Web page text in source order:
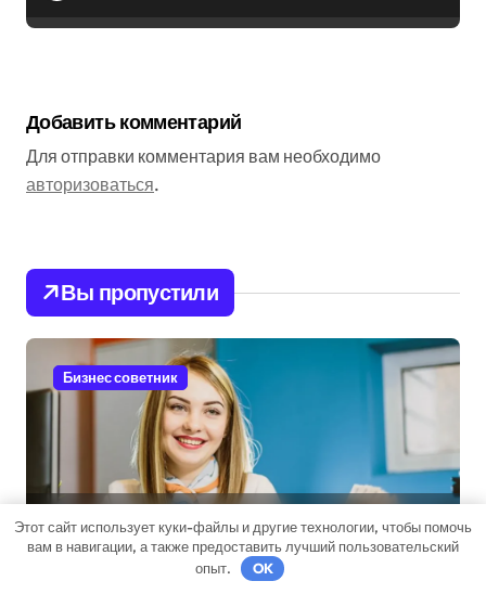
Добавить комментарий
Для отправки комментария вам необходимо
авторизоваться.
Вы пропустили
Бизнес советник
Микрокредиты: возможности
и подводные камни
Этот сайт использует куки-файлы и другие технологии, чтобы помочь
вам в навигации, а также предоставить лучший пользовательский
опыт.
OK